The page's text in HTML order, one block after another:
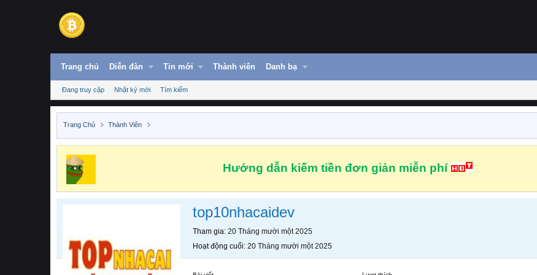
Trang chủ Diễn đàn Tin mới Thành viên Danh bạ
Đang truy cập Nhật ký mới Tìm kiếm
Trang Chủ Thành Viên
Hướng dẫn kiếm tiền đơn giản miễn phí
top10nhacaidev
Tham gia 20 Tháng mười một 2025
Hoạt động cuối 20 Tháng mười một 2025